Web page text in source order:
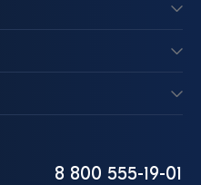
8 800 555-19-01